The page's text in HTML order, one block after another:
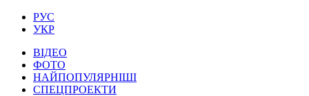
РУС
УКР
ВІДЕО
ФОТО
НАЙПОПУЛЯРНІШІ
СПЕЦПРОЕКТИ